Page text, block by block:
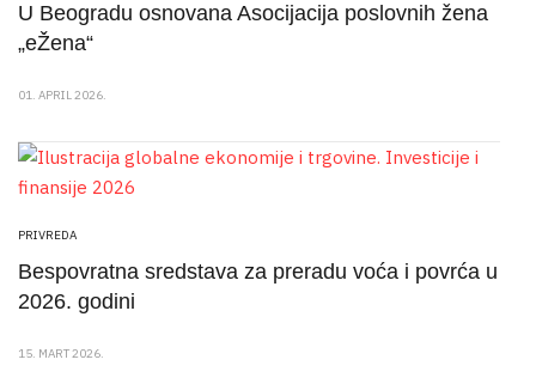
U Beogradu osnovana Asocijacija poslovnih žena
„eŽena“
01. APRIL 2026.
PRIVREDA
Bespovratna sredstava za preradu voća i povrća u
2026. godini
15. MART 2026.